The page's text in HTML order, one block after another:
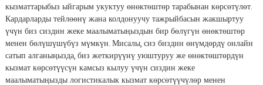
кызматтарыбыз ыйгарым укуктуу өнөктөштөр тарабынан көрсөтүлөт.
Кардарларды тейлөөнү жана колдонуучу тажрыйбасын жакшыртуу
үчүн биз сиздин жеке маалыматыңыздын бир бөлүгүн өнөктөштөр
менен бөлүшүшүбүз мүмкүн. Мисалы, сиз биздин өнүмдөрдү онлайн
сатып алганыңызда, биз жеткирүүнү уюштуруу же өнөктөштөрдүн
кызмат көрсөтүүсүн камсыз кылуу үчүн сиздин жеке
маалыматыңызды логистикалык кызмат көрсөтүүчүлөр менен